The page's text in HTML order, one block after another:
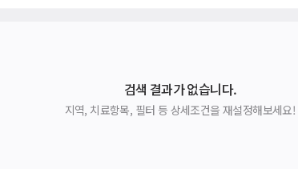
검색 결과가 없습니다.
지역, 치료항목, 필터 등 상세조건을 재설정해보세요!